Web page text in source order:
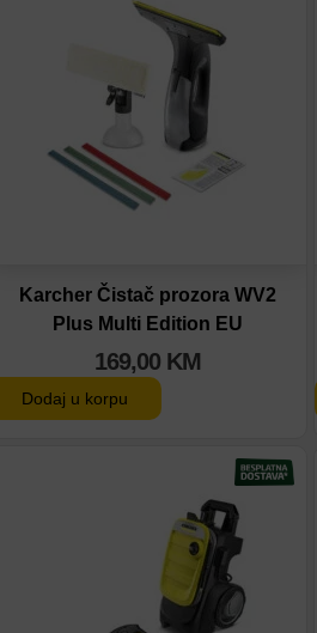
Dodaj u poređenje
Karcher Čistač prozora WV2
Plus Multi Edition EU
169,00 KM
Dodaj u korpu